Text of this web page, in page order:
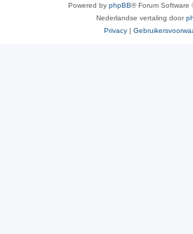
Powered by phpBB® Forum Software
Nederlandse vertaling door
Privacy |